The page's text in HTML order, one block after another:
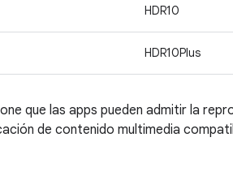
HDR10
HDR10Plus
que las apps pueden admitir la
de contenido multimedia